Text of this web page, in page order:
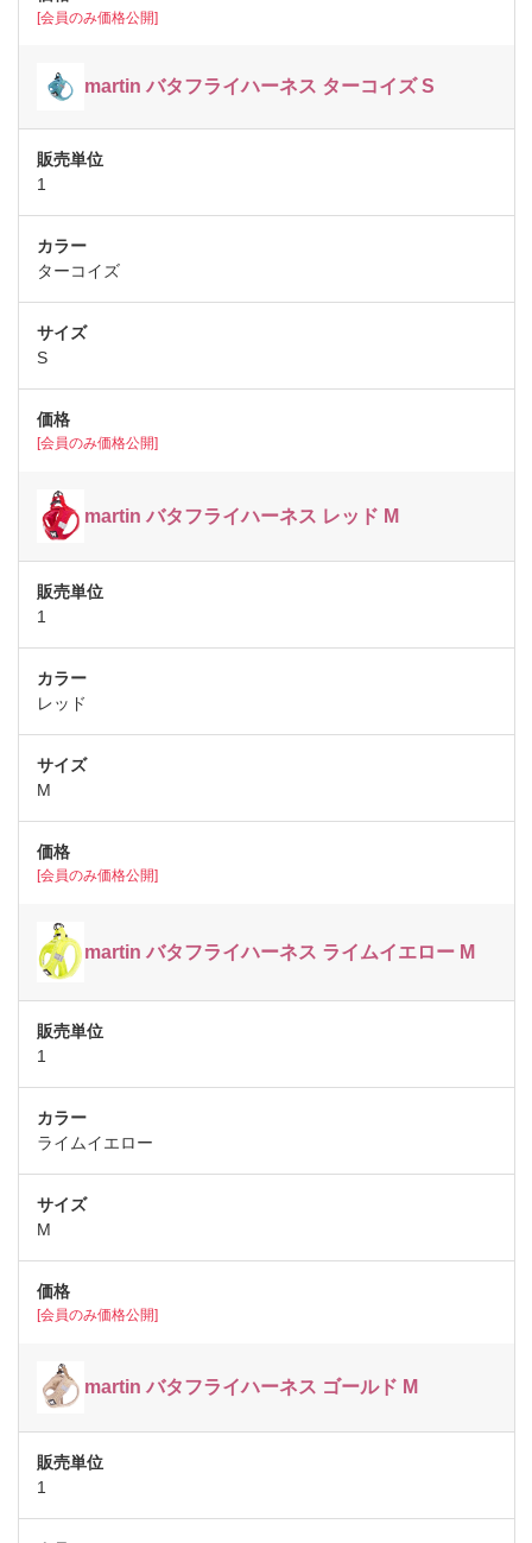
[会員のみ価格公開]
martin バタフライハーネス ターコイズ S
1
ターコイズ
S
[会員のみ価格公開]
martin バタフライハーネス レッド M
1
レッド
M
[会員のみ価格公開]
martin バタフライハーネス ライムイエロー M
1
ライムイエロー
M
[会員のみ価格公開]
martin バタフライハーネス ゴールド M
1